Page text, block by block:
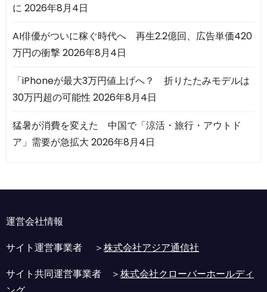
に 2026年8月4日
AI俳優がついに稼ぐ時代へ 再生2.2億回、広告単価420
万円の衝撃2026年8月4日
「iPhoneが最大3万円値上げへ？ 折りたたみモデルは
30万円超の可能性2026年8月4日
猛暑が消費を変えた 中国で「涼活・旅行・アウトド
ア」需要が急拡大 2026年8月4日
運営会社情報
サイト運営事業者 ＞株式会社アジア通信社
サイト共同運営事業者 ＞株式会社クローバーホールディ